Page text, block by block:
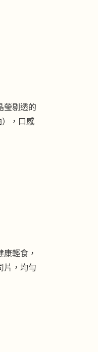
瑩剔透的
），口感
輕食，
片，均勻